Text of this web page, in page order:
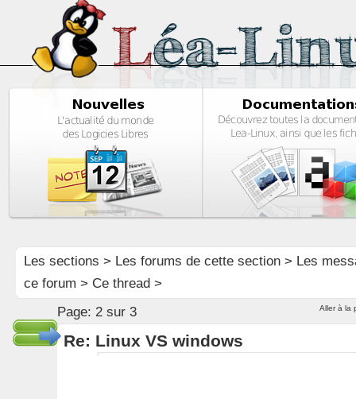
Les sections > Les forums de cette section> Les
ce forum > Ce thread >
Aller à la
Page: 2 sur 3
Re: Linux VS windows